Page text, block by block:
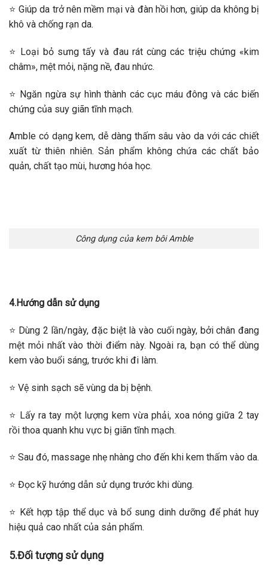
⭐ Giúp da trở nên mềm mại và đàn hồi hơn, giúp da không bị
khô và chống rạn da.
⭐ Loại bỏ sưng tấy và đau rát cùng các triệu chứng «kim
châm», mệt mỏi, nặng nề, đau nhức.
⭐ Ngăn ngừa sự hình thành các cục máu đông và các biến
chứng của suy giãn tĩnh mạch.
Amble có dạng kem, dễ dàng thấm sâu vào da với các chiết
xuất từ thiên nhiên. Sản phẩm không chứa các chất bảo
quản, chất tạo mùi, hương hóa học.
Công dụng của kem bôi Amble
4.Hướng dẫn sử dụng
⭐ Dùng 2 lần/ngày, đặc biệt là vào cuối ngày, bởi chân đang
mệt mỏi nhất vào thời điểm này. Ngoài ra, bạn có thể dùng
kem vào buổi sáng, trước khi đi làm.
⭐ Vệ sinh sạch sẽ vùng da bị bệnh.
⭐ Lấy ra tay một lượng kem vừa phải, xoa nóng giữa 2 tay
rồi thoa quanh khu vực bị giãn tĩnh mạch.
⭐ Sau đó, massage nhẹ nhàng cho đến khi kem thấm vào da.
⭐ Đọc kỹ hướng dẫn sử dụng trước khi dùng.
⭐ Kết hợp tập thể dục và bổ sung dinh dưỡng để phát huy
hiệu quả cao nhất của sản phẩm.
5.Đối tượng sử dụng